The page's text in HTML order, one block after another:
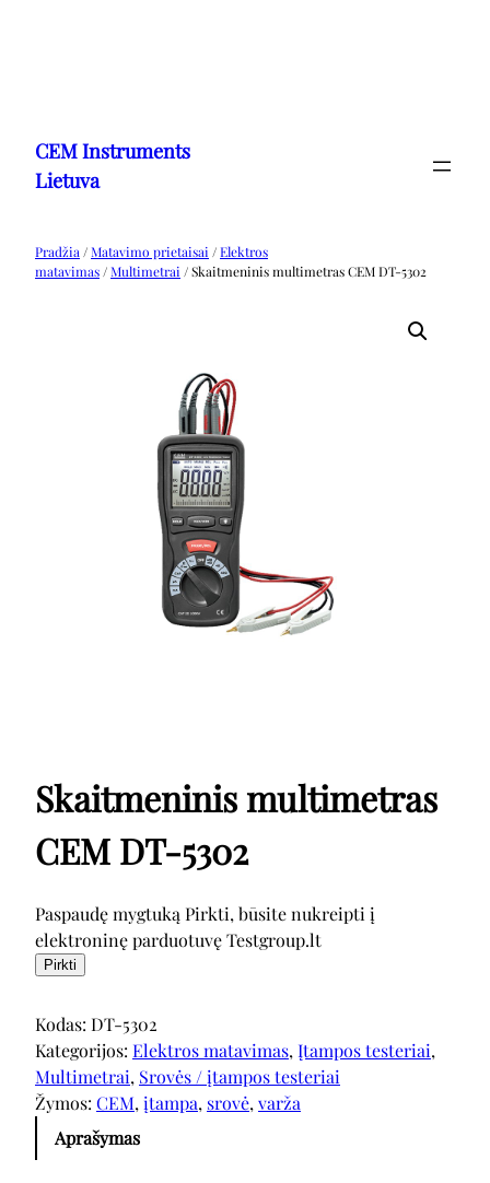
turinio
CEM Instruments
Lietuva
Pradžia /Matavimo prietaisai /Elektros
matavimas /Multimetrai / Skaitmeninis multimetras CEM DT-5302
Skaitmeninis multimetras
CEM DT-5302
Paspaudę mygtuką Pirkti, būsite nukreipti į
elektroninę parduotuvę Testgroup.lt
Pirkti
Kodas: DT-5302
Kategorijos: Elektros matavimas, Įtampos testeriai
Multimetrai, Srovės / įtampos testeriai
Žymos: CEM, įtampa, srovė, varža
Aprašymas